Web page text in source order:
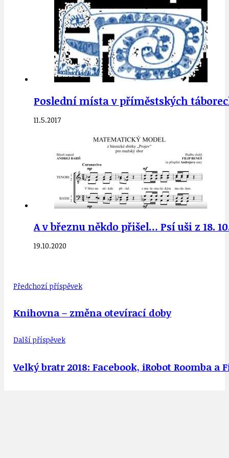
Poslední místa v příměstských
11.5.2017
A v březnu někdo přišel… Psí uši z 18.
19.10.2020
Předchozí příspěvek
Knihovna – změna otevírací doby
Další příspěvek
Velký bratr 2018: Facebook, iRobot Roomba